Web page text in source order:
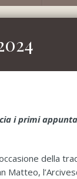
i primi
della
Matteo,